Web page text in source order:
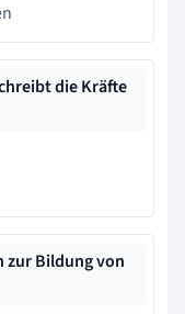
die Kräfte
zur Bildung von